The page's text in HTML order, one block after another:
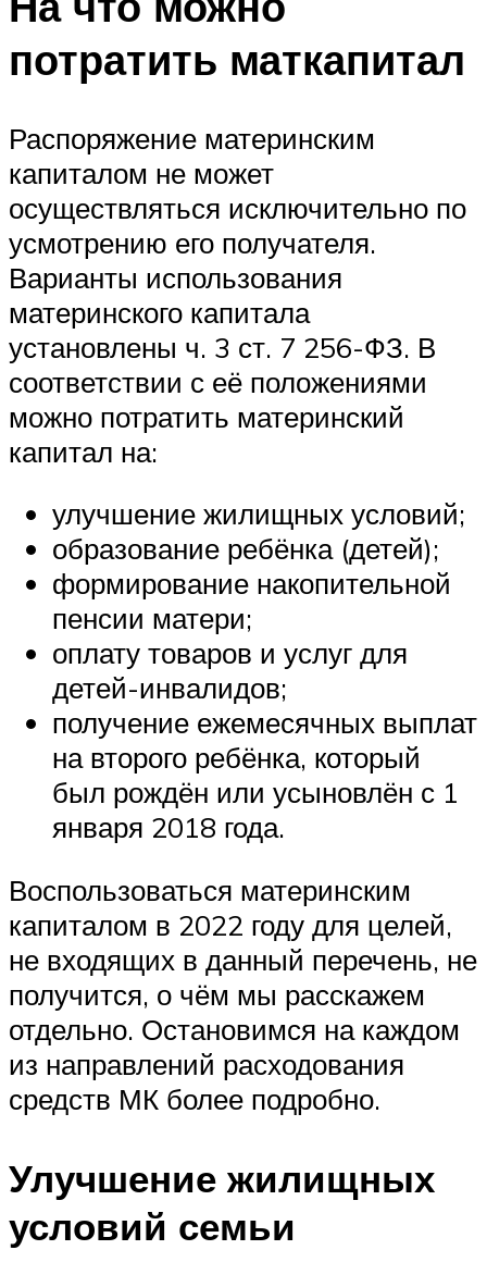
потратить маткапитал
Распоряжение материнским
капиталом не может
осуществляться исключительно по
усмотрению его получателя.
Варианты использования
материнского капитала
установлены ч. 3 ст. 7 256-ФЗ. В
соответствии с её положениями
можно потратить материнский
капитал на:
улучшение жилищных условий;
образование ребёнка (детей);
формирование накопительной
пенсии матери;
оплату товаров и услуг для
детей-инвалидов;
получение ежемесячных выплат
на второго ребёнка, который
был рождён или усыновлён с 1
января 2018 года.
Воспользоваться материнским
капиталом в 2022 году для целей,
не входящих в данный перечень, не
получится, о чём мы расскажем
отдельно. Остановимся на каждом
из направлений расходования
средств МК более подробно.
Улучшение жилищных
условий семьи